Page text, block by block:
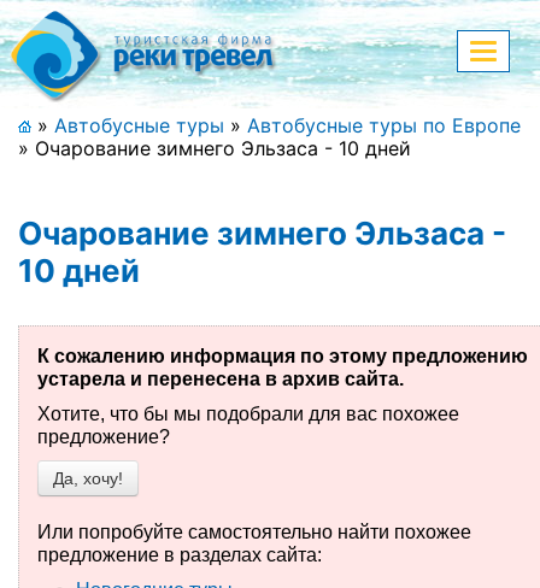
Меню
+7 (911) 182-44-68
Адрес офиса, контакты
Полная версия сайта
Главная
Спецпредложения
Праздничные туры
Страны и направления
Поиск тура
меню
» Автобусные туры » Автобусные туры по Европе
» Очарование зимнего Эльзаса - 10 дней
Очарование зимнего Эльзаса -
10 дней
К сожалению информация по этому предложению
устарела и перенесена в архив сайта.
Хотите, что бы мы подобрали для вас похожее
предложение?
Да, хочу!
Или попробуйте самостоятельно найти похожее
предложение в разделах сайта: